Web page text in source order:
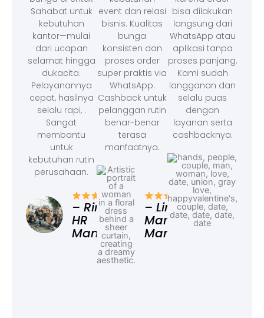
Sahabat untuk
kebutuhan
kantor—mulai
dari ucapan
selamat hingga
dukacita.
Pelayanannya
cepat, hasilnya
selalu rapi, .
Sangat
membantu
untuk
kebutuhan rutin
perusahaan.
– Rina,
HR
Manager
event dan relasi
bisnis. Kualitas
bunga
konsisten dan
proses order
super praktis via
WhatsApp.
Cashback untuk
pelanggan rutin
benar-benar
terasa
manfaatnya.
– Linda,
Marketing
Manager
bisa dilakukan
langsung dari
WhatsApp atau
aplikasi tanpa
proses panjang.
Kami sudah
langganan dan
selalu puas
dengan
layanan serta
cashbacknya.